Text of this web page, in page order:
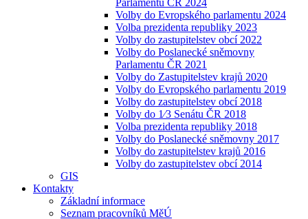
Parlamentu ČR 2024
Volby do Evropského parlamentu 2024
Volba prezidenta republiky 2023
Volby do zastupitelstev obcí 2022
Volby do Poslanecké sněmovny
Parlamentu ČR 2021
Volby do Zastupitelstev krajů 2020
Volby do Evropského parlamentu 2019
Volby do zastupitelstev obcí 2018
Volby do 1⁄3 Senátu ČR 2018
Volba prezidenta republiky 2018
Volby do Poslanecké sněmovny 2017
Volby do zastupitelstev krajů 2016
Volby do zastupitelstev obcí 2014
GIS
Kontakty
Základní informace
Seznam pracovníků MěÚ